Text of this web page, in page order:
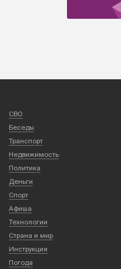
СВО
Беседы
Транспорт
Недвижимость
Политика
Деньги
Спорт
Афиша
Технологии
Страна и мир
Инструкция
Погода